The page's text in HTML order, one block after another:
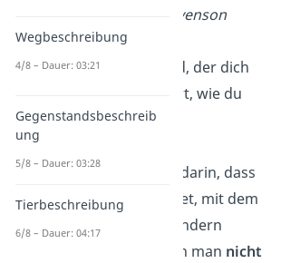
— Robert Louis Stevenson
Es ist nicht der Wind, der dich
bewegt. Es ist die Art, wie du
deineSegel setzt
Liebe besteht nicht darin, dass
man jemanden findet, mit dem
man leben kann, sondern
den man nicht
Wegbeschreibung
4/8 – Dauer: 03:21
Gegenstandsbeschreib
ung
5/8 – Dauer: 03:28
Tierbeschreibung
6/8 – Dauer: 04:17